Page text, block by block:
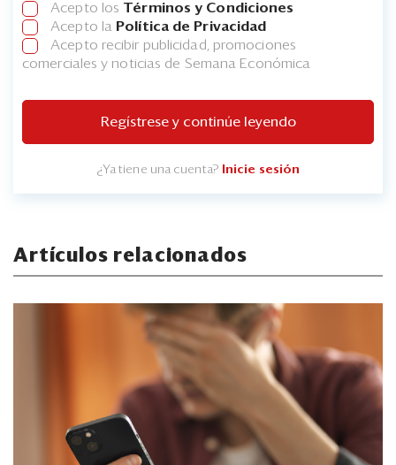
Acepto los Términos y Condiciones
Acepto la Política de Privacidad
Acepto recibir publicidad, promociones
comerciales y noticias de Semana Económica
Regístrese y continúe leyendo
¿Ya tiene una cuenta? Inicie sesión
Artículos relacionados